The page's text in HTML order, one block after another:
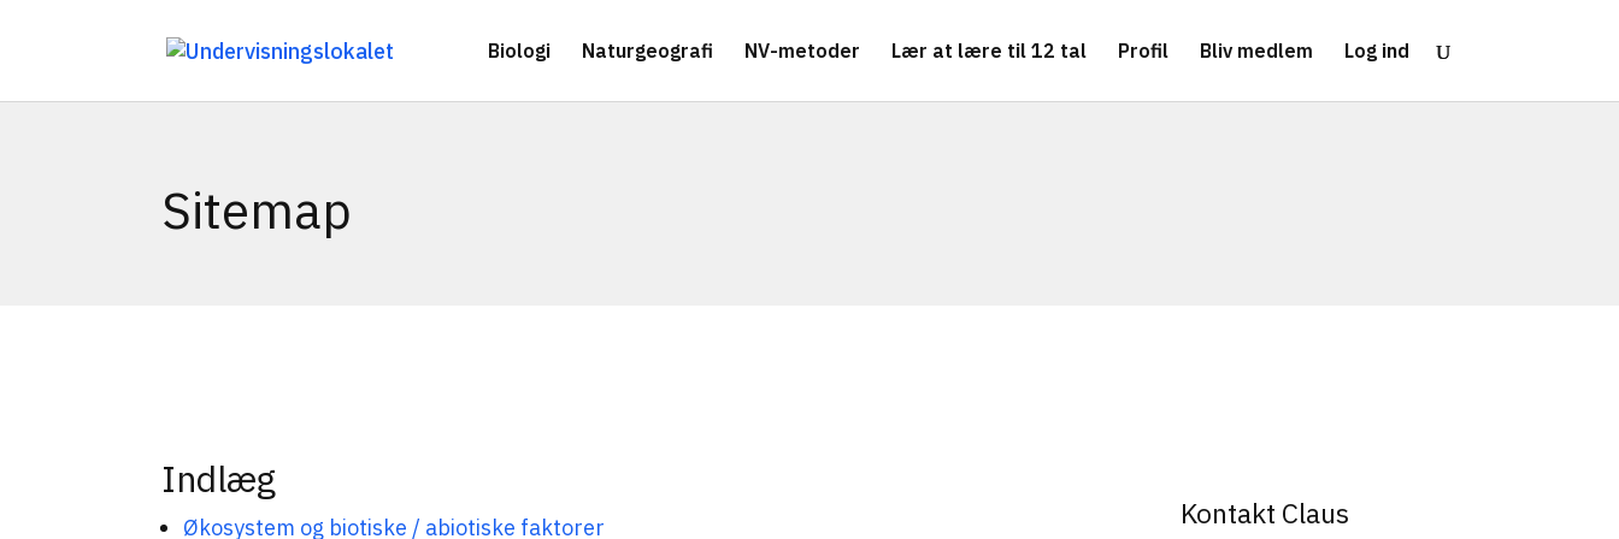
Biologi Naturgeografi NV-metoder Lær at lære til 12 tal Profil Bliv medlem Log ind
Sitemap
Indlæg
Økosystem og biotiske / abiotiske faktorer Kontakt Claus